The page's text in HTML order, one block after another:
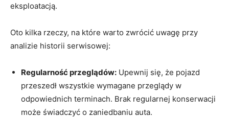
eksploatacją.
Oto kilka ⁢rzeczy, na które warto zwrócić uwagę przy
analizie historii serwisowej:
Regularność przeglądów: ⁤Upewnij się, że pojazd
przeszedł‌ wszystkie wymagane⁤ przeglądy ​w
odpowiednich terminach. ​Brak regularnej konserwacji
może ​świadczyć o ‍zaniedbaniu ⁤auta.